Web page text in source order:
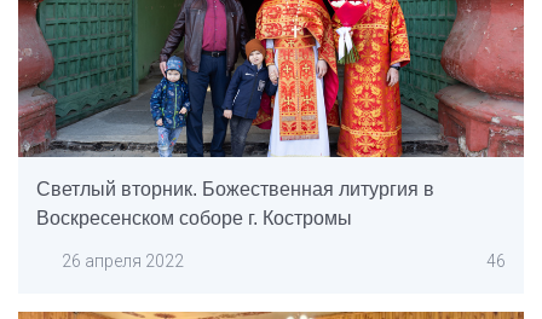
Светлый вторник. Божественная литургия в
Воскресенском соборе г. Костромы
26 апреля 2022 46